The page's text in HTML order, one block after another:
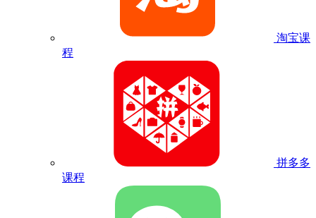
淘宝课
程
拼多多
课程